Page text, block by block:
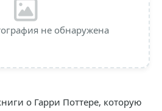
не обнаружена
о Гарри Поттере, которую